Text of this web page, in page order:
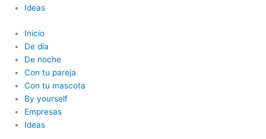
Ideas
Inicio
De día
De noche
Con tu pareja
Con tu mascota
By yourself
Empresas
Ideas